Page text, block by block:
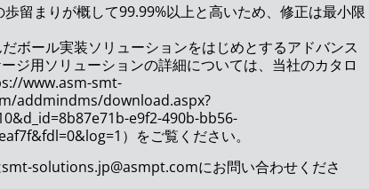
歩留まりが概して99.99%以上と高いため、修正は最小限
ボール実装ソリューションをはじめとするアドバンス
ージ用ソリューションの詳細については、当社のカタロ
www.asm-smt-
addmindms/download.aspx?
e9f2-490b-bb56-
）をご覧ください。
solutions.jp@asmpt.comにお問い合わせくださ